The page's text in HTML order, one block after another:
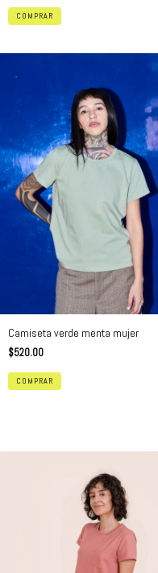
COMPRAR
Camiseta verde menta mujer
$520.00
COMPRAR